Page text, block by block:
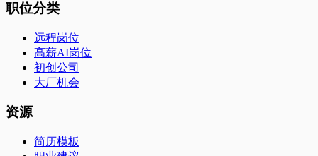
职位分类
远程岗位
高薪AI岗位
初创公司
大厂机会
资源
简历模板